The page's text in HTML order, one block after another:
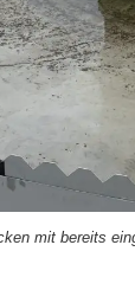
mit bereits